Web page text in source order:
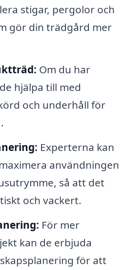
stigar, pergolor och
gör din trädgård mer
Om du har
hjälpa till med
och underhåll för
Experterna kan
användningen
så att det
och vackert.
För mer
kan de erbjuda
för att